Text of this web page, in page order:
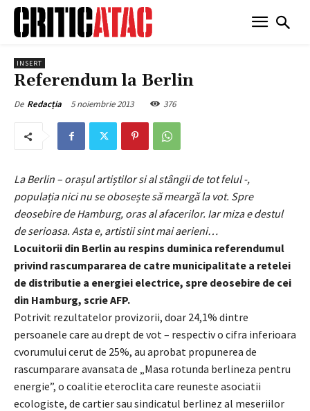
INSERT
Referendum la Berlin
De Redacția 5 noiembrie 2013 376
La Berlin – orașul artiștilor si al stângii de tot felul -,
populația nici nu se obosește să meargă la vot. Spre
deosebire de Hamburg, oras al afacerilor. Iar miza e destul
de serioasa. Asta e, artistii sint mai aerieni…
Locuitorii din Berlin au respins duminica referendumul
privind rascumpararea de catre municipalitate a retelei
de distributie a energiei electrice, spre deosebire de cei
din Hamburg, scrie AFP.
Potrivit rezultatelor provizorii, doar 24,1% dintre
persoanele care au drept de vot – respectiv o cifra inferioara
cvorumului cerut de 25%, au aprobat propunerea de
rascumparare avansata de „Masa rotunda berlineza pentru
energie”, o coalitie eteroclita care reuneste asociatii
ecologiste, de cartier sau sindicatul berlinez al meseriilor